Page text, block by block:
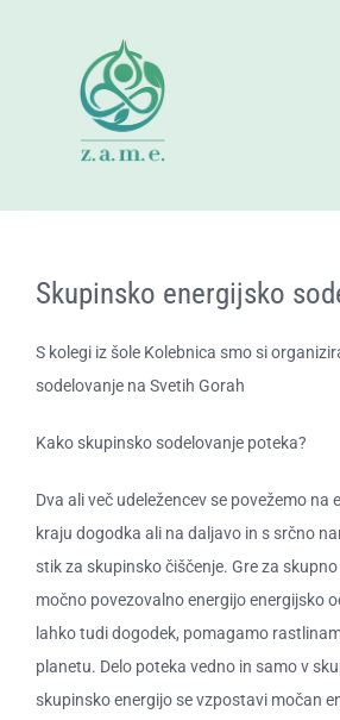
CENIK
Skupinsko energijsko
S kolegi iz šole Kolebnica smo si
sodelovanje na Svetih Gorah
Kako skupinsko sodelovanje poteka?
​Dva ali več udeležencev se povežemo na
kraju dogodka ali na daljavo in s srčno
stik za skupinsko čiščenje. Gre za
močno povezovalno energijo energijsko
lahko tudi dogodek, pomagamo
planetu. Delo poteka vedno in samo v
skupinsko energijo se vzpostavi močan